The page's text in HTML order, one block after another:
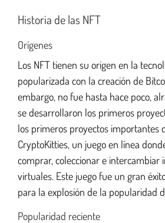
Historia de las NFT
Orígenes
Los NFT tienen su origen en la
popularizada con la creación de
embargo, no fue hasta hace poco,
se desarrollaron los primeros
los primeros proyectos importantes
CryptoKitties, un juego en línea
comprar, coleccionar e intercambiar
virtuales. Este juego fue un gran
para la explosión de la popularidad
Popularidad reciente